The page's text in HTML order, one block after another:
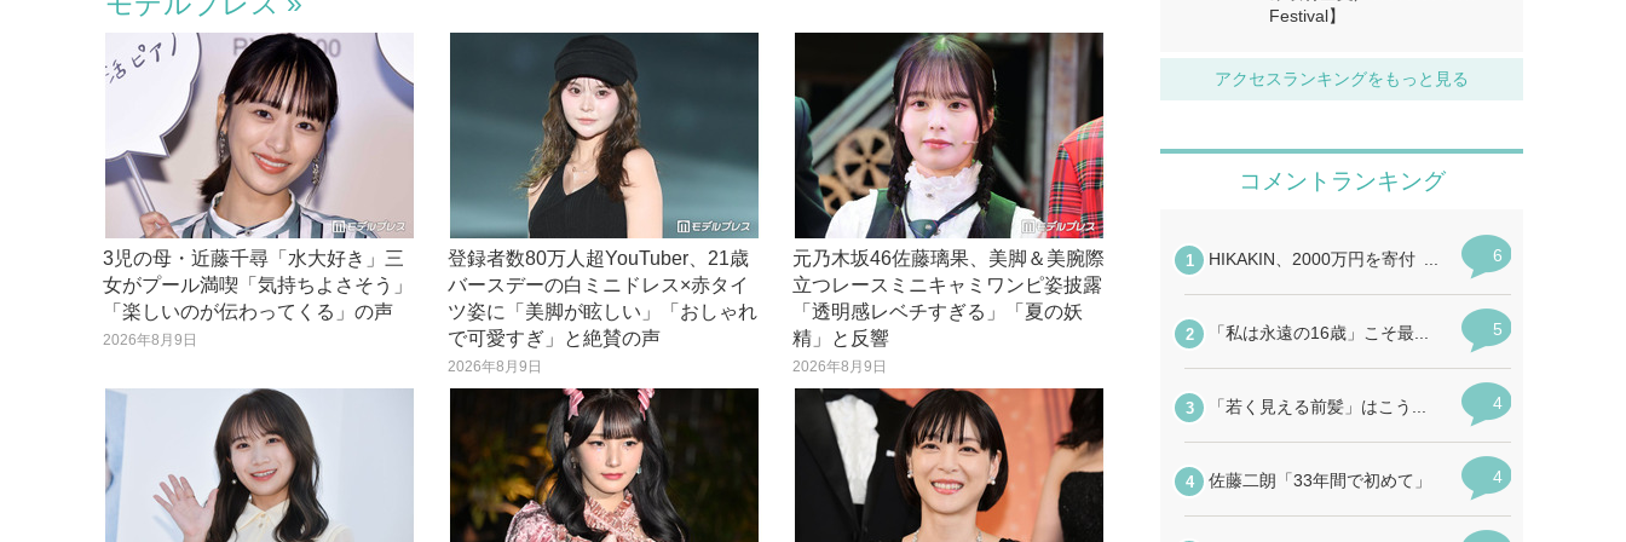
3児の母・近藤千尋「水大好き」三
女がプール満喫「気持ちよさそう」
「楽しいのが伝わってくる」の声
2026年8月9日
登録者数80万人超YouTuber、21歳
バースデーの白ミニドレス×赤タイ
ツ姿に「美脚が眩しい」「おしゃれ
で可愛すぎ」と絶賛の声
2026年8月9日
元乃木坂46佐藤璃果、美脚＆美腕際
立つレースミニキャミワンピ姿披露
「透明感レベチすぎる」「夏の妖
精」と反響
2026年8月9日
Festival】
アクセスランキングをもっと見る